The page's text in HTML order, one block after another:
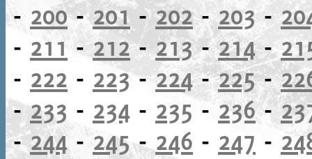
- 200-201-202- 203-
- 211 -212- 213-214-
- 222 - 223-224-225-
-233 - 234 - 235 - 236-
-244 - 245- 246 - 247 -